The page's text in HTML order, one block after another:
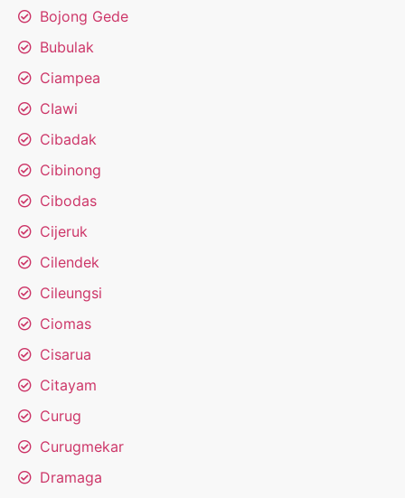
Bojong Gede
Bubulak
Ciampea
CIawi
Cibadak
Cibinong
Cibodas
Cijeruk
Cilendek
Cileungsi
Ciomas
Cisarua
Citayam
Curug
Curugmekar
Dramaga